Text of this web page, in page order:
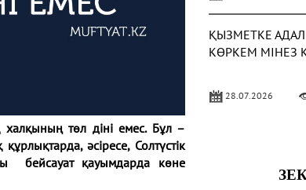
халқының төл діні емес. Бұл –
әсіресе, Солтүстік
бейсауат қауымдарда көне
ҚЫЗМЕТКЕ
КӨРКЕМ МІНЕЗ
28.07.2026